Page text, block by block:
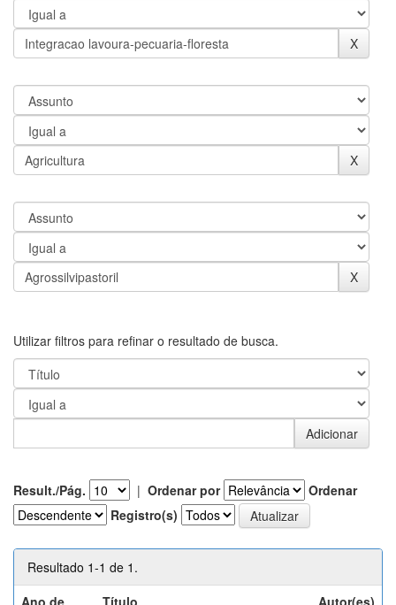
Utilizar filtros para refinar o resultado de busca.
Result./Pág. | Ordenar por
Ordenar
Registro(s)
Resultado 1-1 de 1.
Ano de
Título Autor(es)